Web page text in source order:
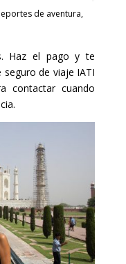
de aventura,
Haz el pago y te
de viaje IATI
contactar cuando